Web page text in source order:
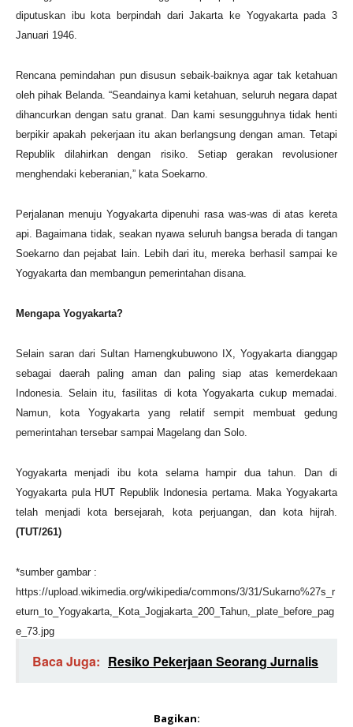
diputuskan ibu kota berpindah dari Jakarta ke Yogyakarta pada 3
Januari 1946.
Rencana pemindahan pun disusun sebaik-baiknya agar tak ketahuan
oleh pihak Belanda. “Seandainya kami ketahuan, seluruh negara dapat
dihancurkan dengan satu granat. Dan kami sesungguhnya tidak henti
berpikir apakah pekerjaan itu akan berlangsung dengan aman. Tetapi
Republik dilahirkan dengan risiko. Setiap gerakan revolusioner
menghendaki keberanian,” kata Soekarno.
Perjalanan menuju Yogyakarta dipenuhi rasa was-was di atas kereta
api. Bagaimana tidak, seakan nyawa seluruh bangsa berada di tangan
Soekarno dan pejabat lain. Lebih dari itu, mereka berhasil sampai ke
Yogyakarta dan membangun pemerintahan disana.
Mengapa Yogyakarta?
Selain saran dari Sultan Hamengkubuwono IX, Yogyakarta dianggap
sebagai daerah paling aman dan paling siap atas kemerdekaan
Indonesia. Selain itu, fasilitas di kota Yogyakarta cukup memadai.
Namun, kota Yogyakarta yang relatif sempit membuat gedung
pemerintahan tersebar sampai Magelang dan Solo.
Yogyakarta menjadi ibu kota selama hampir dua tahun. Dan di
Yogyakarta pula HUT Republik Indonesia pertama. Maka Yogyakarta
telah menjadi kota bersejarah, kota perjuangan, dan kota hijrah.
(TUT/261)
*sumber gambar :
https://upload.wikimedia.org/wikipedia/commons/3/31/Sukarno%27s_r
eturn_to_Yogyakarta,_Kota_Jogjakarta_200_Tahun,_plate_before_pag
e_73.jpg
Baca Juga: Resiko Pekerjaan Seorang Jurnalis
Bagikan: